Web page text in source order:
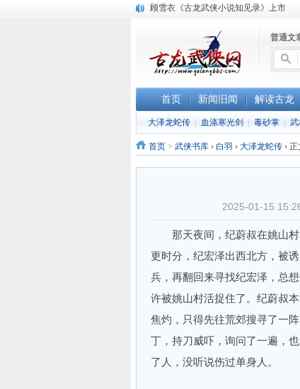
顾雪衣《古龙武侠小说知见录》上市
《古龙小说原貌探究》修订版已上市
普通文
首页 新闻旧闻 解读古龙
大泽龙蛇传 血涤寒光剑 毒砂掌
首页 > 武侠书库 › 白羽 › 大泽龙蛇传 › 正
2025-01-15
那天夜间，纪蔚叔在姚山村
更时分，纪宏泽出西北方，被
兵，再翻回来寻找纪宏泽，总
许被姚山村活捉住了。纪蔚叔
焦灼，只得先往荒郊搜寻了一
丁，持刀威吓，询问了一遍，
了人，没听说伤过单身人。